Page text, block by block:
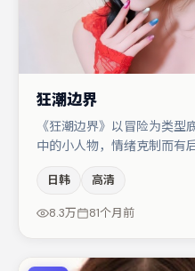
狂潮边界
《狂潮边界》以冒险为类
中的小人物，情绪克制而有
括易烊千玺、大鹏、王景春
欢抠台词与伏笔的观众。整
日韩 高清
8.3万 81个月前